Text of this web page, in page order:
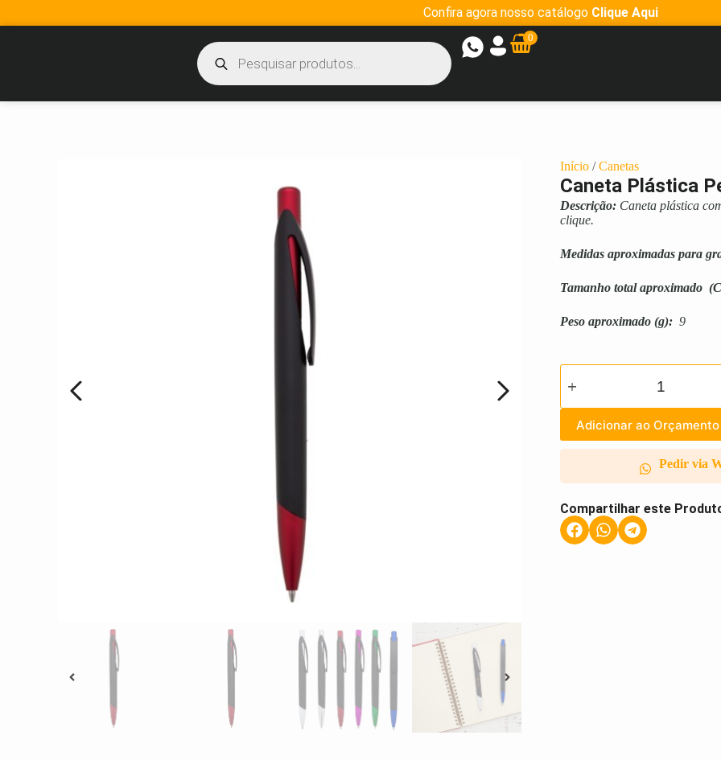
Confira agora nosso catálogo Clique Aqui
0
Início /Canetas
Caneta Plástica
Descrição: Caneta plástica
clique.
Medidas aproximadas para
Tamanho total aproximado
Peso aproximado (g): 9
Adicionar ao Orçamento
Pedir via
Compartilhar este